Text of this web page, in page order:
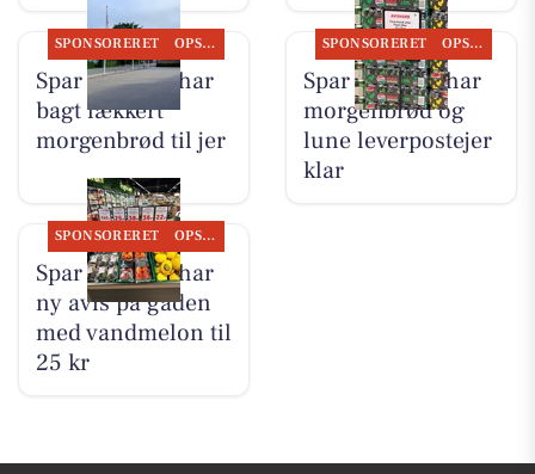
SPONSORERET OPSLAGSTAVLEN
Spar Suldrup har
bagt lækkert
morgenbrød til jer
SPONSORERET OPSLAGSTAVLEN
Spar Suldrup har
morgenbrød og
lune leverpostejer
klar
SPONSORERET OPSLAGSTAVLEN
Spar Suldrup har
ny avis på gaden
med vandmelon til
25 kr